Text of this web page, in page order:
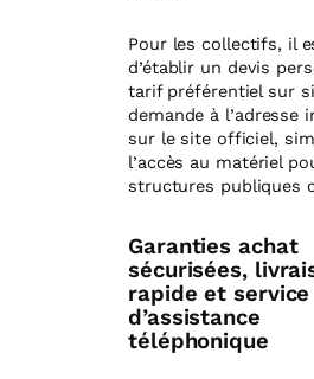
Pour les collectifs, il
d’établir un devis
tarif préférentiel sur
demande à l’adresse
sur le site officiel,
l’accès au matériel
structures publiques
Garanties achat
sécurisées,
rapide et service
d’assistance
téléphonique